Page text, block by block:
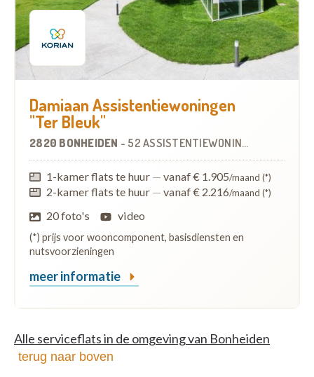
Damiaan Assistentiewoningen
"Ter Bleuk"
2820 BONHEIDEN - 52 ASSISTENTIEWONINGEN
1-kamer flats te huur — vanaf € 1.905/maand (*)
2-kamer flats te huur — vanaf € 2.216/maand (*)
20 foto's video
(*) prijs voor wooncomponent, basisdiensten en
nutsvoorzieningen
meer informatie
Alle serviceflats in de omgeving van Bonheiden
terug naar boven